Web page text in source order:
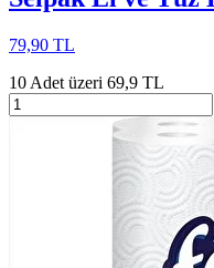
79,90 TL
10 Adet üzeri 69,9 TL